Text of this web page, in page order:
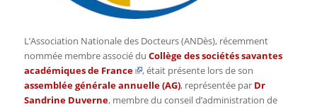
L’Association Nationale des Docteurs (ANDès), récemment
nommée membre associé du Collège des sociétés savantes
académiques de France
, était présente lors de son
assemblée générale annuelle (AG), représentée par Dr
Sandrine Duverne, membre du conseil d’administration de